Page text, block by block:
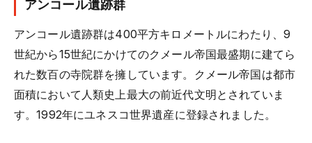
アンコール遺跡群
アンコール遺跡群は400平方キロメートルにわたり、9
世紀から15世紀にかけてのクメール帝国最盛期に建てら
れた数百の寺院群を擁しています。クメール帝国は都市
面積において人類史上最大の前近代文明とされていま
す。1992年にユネスコ世界遺産に登録されました。